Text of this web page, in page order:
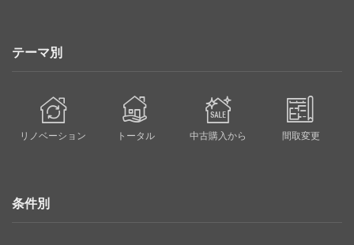
テーマ別
リノベーション トータル 中古購入から 間取変更
条件別